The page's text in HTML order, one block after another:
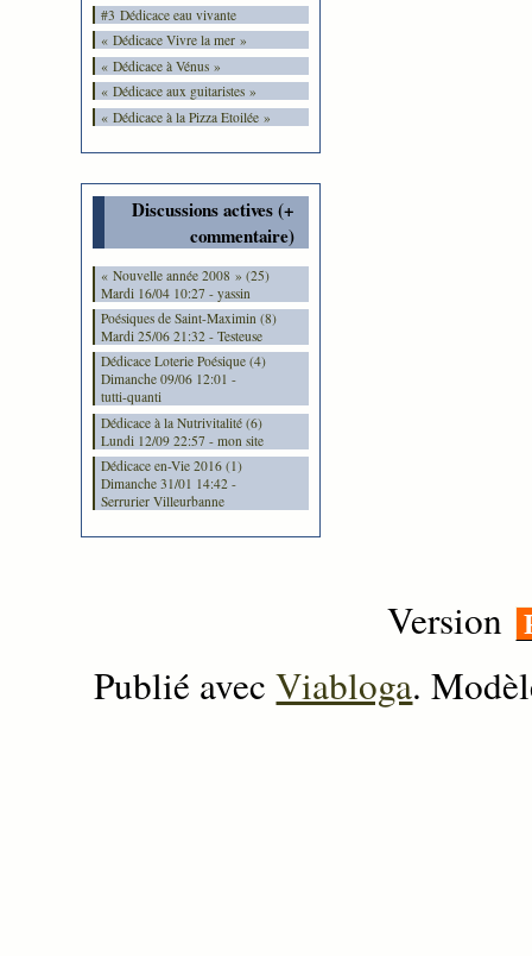
#3 Dédicace eau vivante
« Dédicace Vivre la mer »
« Dédicace à Vénus »
« Dédicace aux guitaristes »
« Dédicace à la Pizza Etoilée »
Discussions actives (+
commentaire)
« Nouvelle année 2008 » (25)
Mardi 16/04 10:27 - yassin
Poésiques de Saint-Maximin (8)
Mardi 25/06 21:32 - Testeuse
Dédicace Loterie Poésique (4)
Dimanche 09/06 12:01 -
tutti-quanti
Dédicace à la Nutrivitalité (6)
Lundi 12/09 22:57 - mon site
Dédicace en-Vie 2016 (1)
Dimanche 31/01 14:42 -
Serrurier Villeurbanne
Version
Publié avecViabloga.